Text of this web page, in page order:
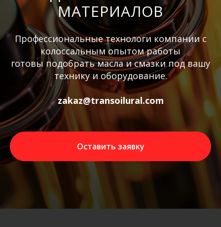
МАТЕРИАЛОВ
Профессиональные технологи компании с
колоссальным опытом работы
готовы подобрать масла и смазки под вашу
технику и оборудование.
zakaz@transoilural.com
Оставить заявку